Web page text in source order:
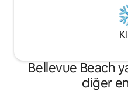
Bellevue Beach
diğer